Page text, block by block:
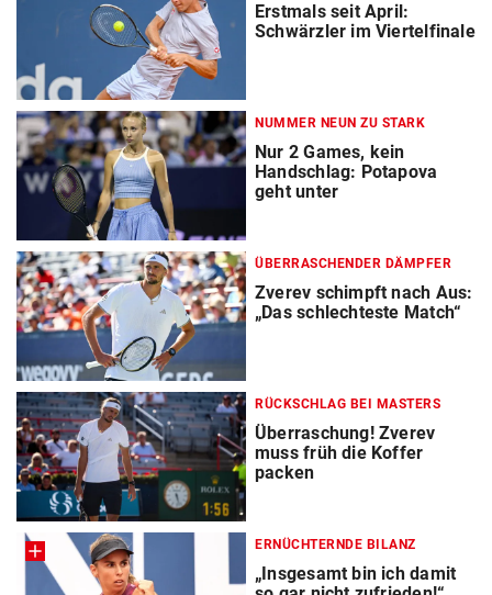
Erstmals seit April:
Schwärzler im Viertelfinale
NUMMER NEUN ZU STARK
Nur 2 Games, kein
Handschlag: Potapova
geht unter
ÜBERRASCHENDER DÄMPFER
Zverev schimpft nach Aus:
„Das schlechteste Match“
RÜCKSCHLAG BEI MASTERS
Überraschung! Zverev
muss früh die Koffer
packen
ERNÜCHTERNDE BILANZ
„Insgesamt bin ich damit